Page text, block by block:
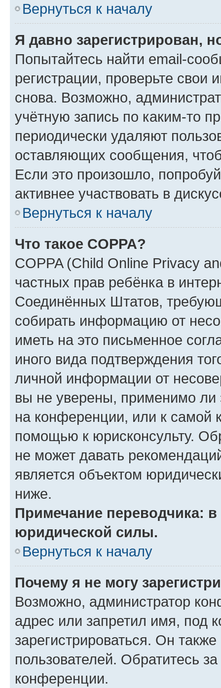
Вернуться к началу
Я давно зарегистрирован,
Попытайтесь найти email-
регистрации, проверьте свои
снова. Возможно,
учётную запись по каким-то
периодически удаляют
оставляющих сообщения,
Если это произошло,
активнее участвовать в
Вернуться к началу
Что такое COPPA?
COPPA (Child Online Privacy
частных прав ребёнка в
Соединённых Штатов,
собирать информацию от
иметь на это письменное
иного вида подтверждения
личной информации от
вы не уверены, применимо ли
на конференции, или к самой
помощью к юрисконсульту.
не может давать
является объектом
ниже.
Примечание переводчика:
юридической силы.
Вернуться к началу
Почему я не могу
Возможно, администратор
адрес или запретил имя, под
зарегистрироваться. Он
пользователей. Обратитесь
конференции.